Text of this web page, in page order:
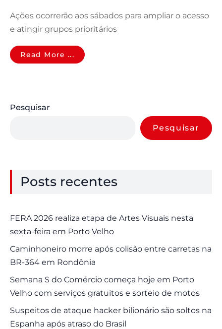
Ações ocorrerão aos sábados para ampliar o acesso
e atingir grupos prioritários
Read More ...
Pesquisar
Pesquisar
Posts recentes
FERA 2026 realiza etapa de Artes Visuais nesta
sexta-feira em Porto Velho
Caminhoneiro morre após colisão entre carretas na
BR-364 em Rondônia
Semana S do Comércio começa hoje em Porto
Velho com serviços gratuitos e sorteio de motos
Suspeitos de ataque hacker bilionário são soltos na
Espanha após atraso do Brasil